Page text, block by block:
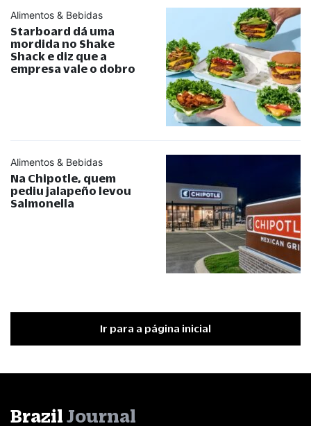
Alimentos & Bebidas
Starboard dá uma
mordida no Shake
Shack e diz que a
empresa vale o dobro
Alimentos & Bebidas
Na Chipotle, quem
pediu jalapeño levou
Salmonella
Ir para a página inicial
Brazil Journal